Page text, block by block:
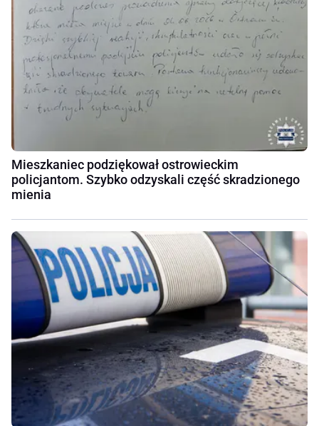
Mieszkaniec podziękował ostrowieckim
policjantom. Szybko odzyskali część skradzionego
mienia